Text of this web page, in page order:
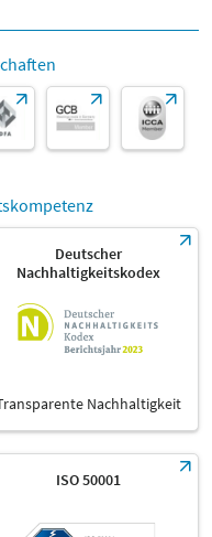
Deutscher
Nachhaltigkeitskodex
Nachhaltigkeit
ISO 50001